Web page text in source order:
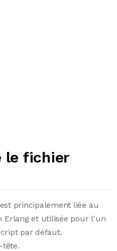
le fichier
principalement liée au
Erlang et utilisée pour l'un
par défaut.
tête.